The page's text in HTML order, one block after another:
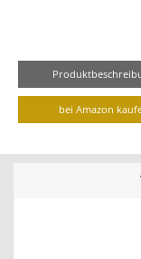
bei Amazon